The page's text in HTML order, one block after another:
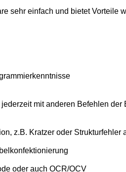
sehr einfach und bietet Vorteile
mit anderen Befehlen
z.B. Kratzer oder Strukturfehler
oder auch OCR/OCV